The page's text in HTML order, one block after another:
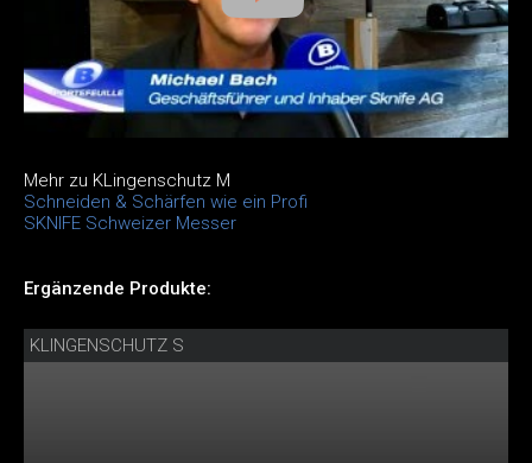
Mehr zu KLingenschutz M
Schneiden & Schärfen wie ein Profi
SKNIFE Schweizer Messer
Ergänzende Produkte:
KLINGENSCHUTZ S